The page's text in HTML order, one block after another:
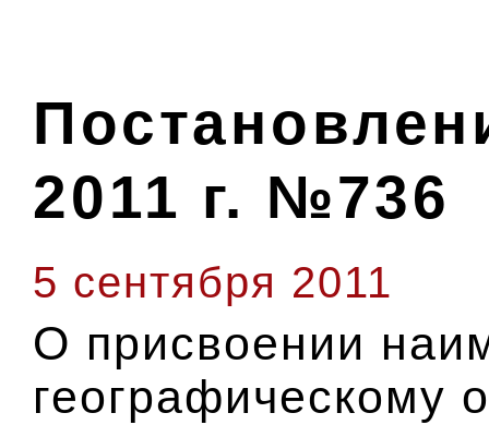
2011 г. №736
5 сентября 2011
О присвоении
географическому